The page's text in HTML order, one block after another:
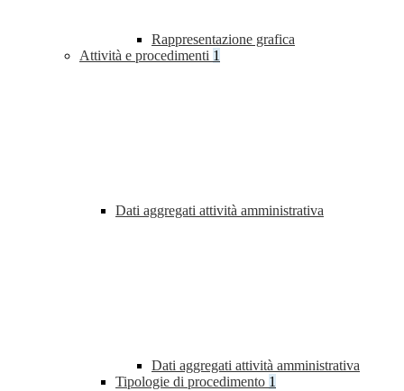
Rappresentazione grafica
Attività e procedimenti 1
Dati aggregati attività amministrativa
Dati aggregati attività amministrativa
Tipologie di procedimento 1